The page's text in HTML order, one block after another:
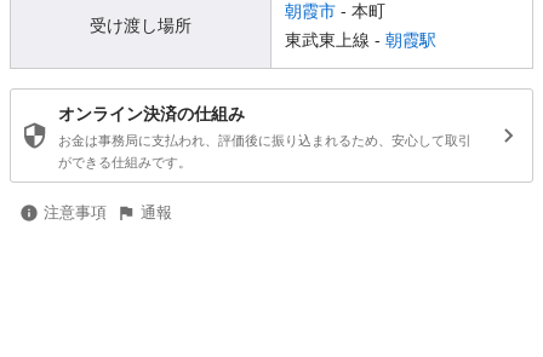
受け渡し場所
朝霞市 - 本町
東武東上線 - 朝霞駅
オンライン決済の仕組み
お金は事務局に支払われ、評価後に振り込まれるため、安心して取引
ができる仕組みです。
注意事項 通報